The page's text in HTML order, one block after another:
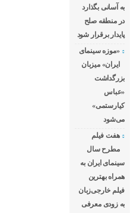
به آسانی بگذارد
در منطقه صلح
پایدار برقرار شود
«موزه سینمای
ایران» میزبان
بزرگداشت
«عباس
کیارستمی»
می‌شود
هفت فیلم
مطرح سال
سینمای ایران به
همراه بهترین
فیلم خارجی‌زبان
به زودی معرفی